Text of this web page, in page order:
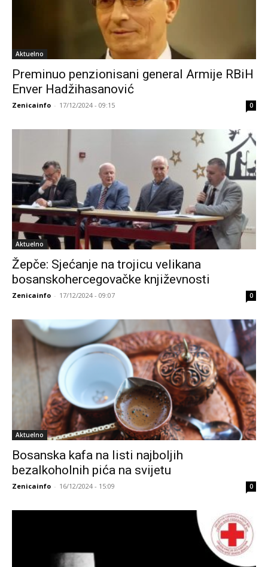
Aktuelno
Preminuo penzionisani general Armije RBiH
Enver Hadžihasanović
Zenicainfo - 17/12/2024 - 09:15 0
Aktuelno
Žepče: Sjećanje na trojicu velikana
bosanskohercegovačke književnosti
Zenicainfo - 17/12/2024 - 09:07 0
Aktuelno
Bosanska kafa na listi najboljih
bezalkoholnih pića na svijetu
Zenicainfo - 16/12/2024 - 15:09 0